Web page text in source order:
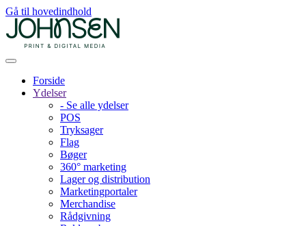
Gå til hovedindhold
Forside
Ydelser
- Se alle ydelser
POS
Tryksager
Flag
Bøger
360° marketing
Lager og distribution
Marketing­portaler
Merchandise
Rådgivning